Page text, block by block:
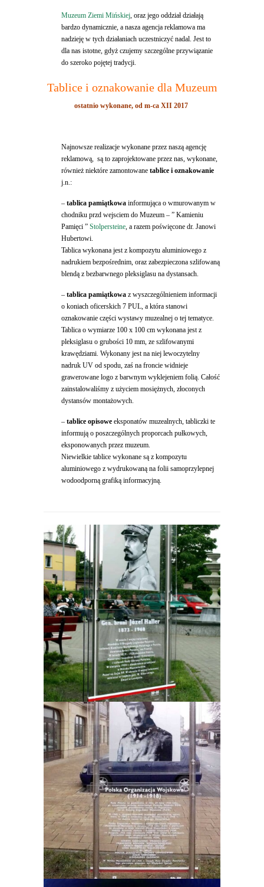
Muzeum Ziemi Mińskiej, oraz jego oddział działają
bardzo dynamicznie, a nasza agencja reklamowa ma
nadzieję w tych działaniach uczestniczyć nadal. Jest to
dla nas istotne, gdyż czujemy szczególne przywiązanie
do szeroko pojętej tradycji.
Tablice i oznakowanie dla Muzeum
ostatnio wykonane, od m-ca XII 2017
Najnowsze realizacje wykonane przez naszą agencję
reklamową, są to zaprojektowane przez nas, wykonane,
również niektóre zamontowane tablice i oznakowanie
j.n.:
– tablica pamiątkowa informująca o wmurowanym w
chodniku przd wejsciem do Muzeum – ” Kamieniu
Pamięci ” Stolpersteine, a razem poświęcone dr. Janowi
Hubertowi.
Tablica wykonana jest z kompozytu aluminiowego z
nadrukiem bezpośrednim, oraz zabezpieczona szlifowaną
blendą z bezbarwnego pleksiglasu na dystansach.
– tablica pamiątkowa z wyszczególnieniem informacji
o koniach oficerskich 7 PUL, a która stanowi
oznakowanie części wystawy muzealnej o tej tematyce.
Tablica o wymiarze 100 x 100 cm wykonana jest z
pleksiglasu o grubości 10 mm, ze szlifowanymi
krawędziami. Wykonany jest na niej lewoczytelny
nadruk UV od spodu, zaś na froncie widnieje
grawerowane logo z barwnym wyklejeniem folią. Całość
zainstalowaliśmy z użyciem mosiężnych, złoconych
dystansów montażowych.
– tablice opisowe eksponatów muzealnych, tabliczki te
informują o poszczególnych proporcach pułkowych,
eksponowanych przez muzeum.
Niewielkie tablice wykonane są z kompozytu
aluminiowego z wydrukowaną na folii samoprzylepnej
wodoodporną grafiką informacyjną.